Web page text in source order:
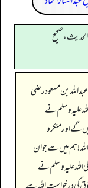
، صحيح
بن مسعود رضی
علیہ وسلم نے
گے اور منکر و
ہم میں سے جو ان
علیہ وسلم نے